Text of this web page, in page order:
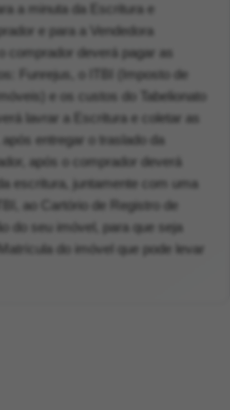
a minuta da Escritura e
e para a Vendedora
comprador deverá pagar as
Funrejus, o ITBI (Imposto de
e os custos do Tabelionato
lavrar a Escritura e coletar as
entregar o traslado da
após o comprador deverá
escritura, juntamente com uma
ao Cartório de Registro de
do seu imóvel, para que seja
do imóvel que pode levar